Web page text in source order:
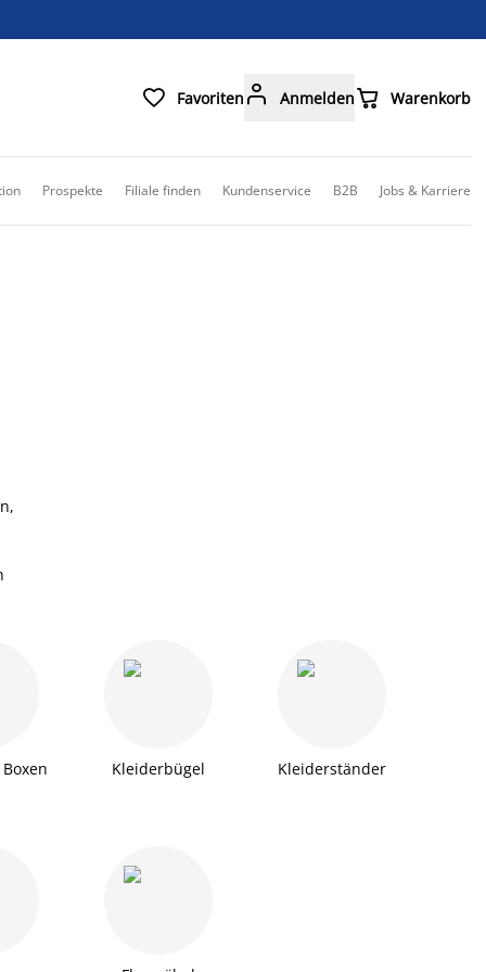
 Favoriten  Anmelden Warenkorb
Prospekte Filiale finden Kundenservice B2B Jobs & Karriere
Kleiderbügel Kleiderständer